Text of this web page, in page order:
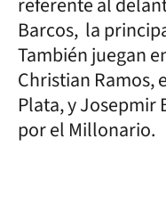
Barcos, la
También juegan
Christian Ramos,
Plata, y Josepmir
por el Millonario.